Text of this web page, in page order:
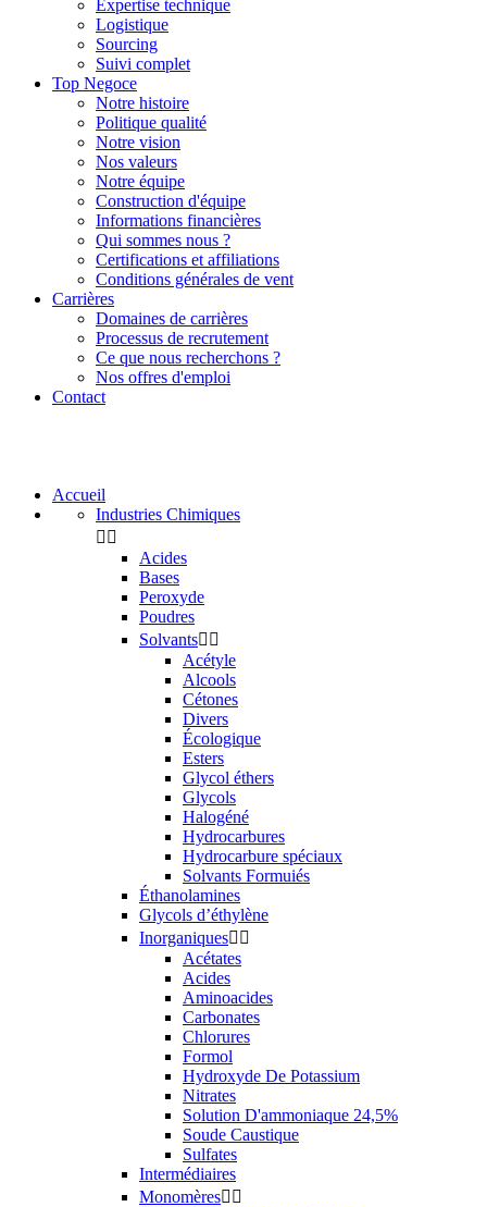
Expertise technique
Logistique
Sourcing
Suivi complet
Top Negoce
Notre histoire
Politique qualité
Notre vision
Nos valeurs
Notre équipe
Construction d'équipe
Informations financières
Qui sommes nous ?
Certifications et affiliations
Conditions générales de vent
Carrières
Domaines de carrières
Processus de recrutement
Ce que nous recherchons ?
Nos offres d'emploi
Contact
Accueil
Industries Chimiques
 
Acides
Bases
Peroxyde
Poudres
Solvants 
Acétyle
Alcools
Cétones
Divers
Écologique
Esters
Glycol éthers
Glycols
Halogéné
Hydrocarbures
Hydrocarbure spéciaux
Solvants Formuiés
Éthanolamines
Glycols d’éthylène
Inorganiques 
Acétates
Acides
Aminoacides
Carbonates
Chlorures
Formol
Hydroxyde De Potassium
Nitrates
Solution D'ammoniaque 24,5%
Soude Caustique
Sulfates
Intermédiaires
Monomères 